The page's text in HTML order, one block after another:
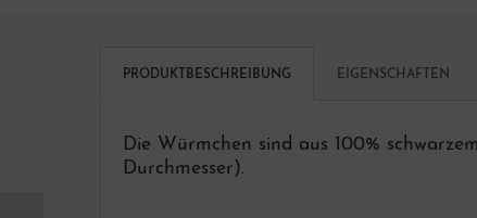
PRODUKTBESCHREIBUNG EIGENSCHAFTEN
Die Würmchen sind aus 100%
Durchmesser).